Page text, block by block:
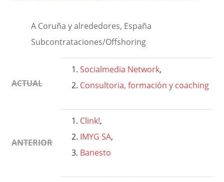
A Coruña y alrededores, España
Subcontrataciones/Offshoring
ACTUAL
Socialmedia Network,
Consultoria, formación y coaching
ANTERIOR
Clink!,
IMYG SA,
Banesto